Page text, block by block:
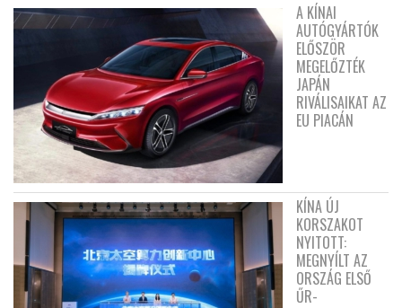
A KÍNAI
AUTÓGYÁRTÓK
ELŐSZÖR
MEGELŐZTÉK
JAPÁN
RIVÁLISAIKAT AZ
EU PIACÁN
KÍNA ÚJ
KORSZAKOT
NYITOTT:
MEGNYÍLT AZ
ORSZÁG ELSŐ
ŰR-